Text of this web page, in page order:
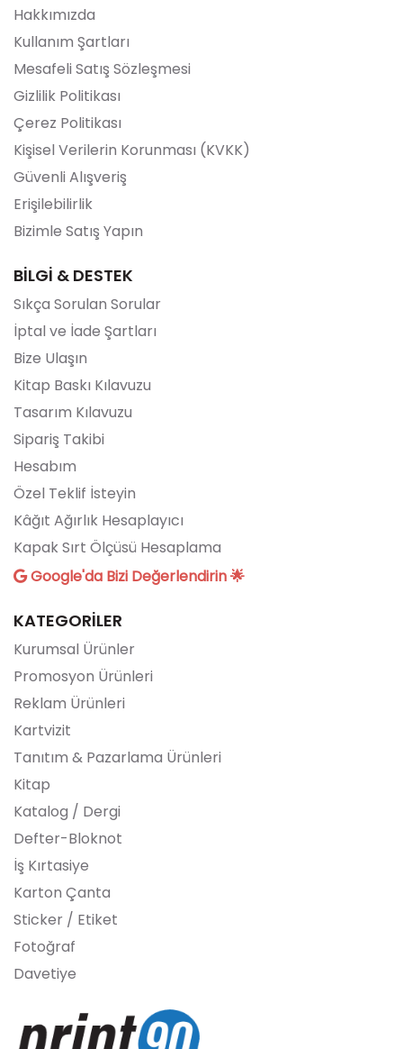
Hakkımızda
Kullanım Şartları
Mesafeli Satış Sözleşmesi
Gizlilik Politikası
Çerez Politikası
Kişisel Verilerin Korunması (KVKK)
Güvenli Alışveriş
Erişilebilirlik
Bizimle Satış Yapın
BİLGİ & DESTEK
Sıkça Sorulan Sorular
İptal ve İade Şartları
Bize Ulaşın
Kitap Baskı Kılavuzu
Tasarım Kılavuzu
Sipariş Takibi
Hesabım
Özel Teklif İsteyin
Kâğıt Ağırlık Hesaplayıcı
Kapak Sırt Ölçüsü Hesaplama
Google'da Bizi Değerlendirin 🌟
KATEGORİLER
Kurumsal Ürünler
Promosyon Ürünleri
Reklam Ürünleri
Kartvizit
Tanıtım & Pazarlama Ürünleri
Kitap
Katalog / Dergi
Defter-Bloknot
İş Kırtasiye
Karton Çanta
Sticker / Etiket
Fotoğraf
Davetiye